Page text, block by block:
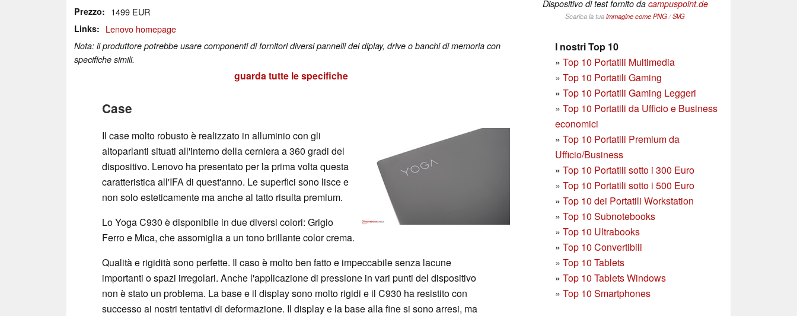
Dispositivo di test fornito da campuspoint.de
Scarica la tuaimmagine comePNG/SVG
I nostri Top 10
» Top 10 Portatili Multimedia
» Top 10 Portatili Gaming
» Top 10 Portatili Gaming Leggeri
» Top 10 Portatili da Ufficio e Business
economici
» Top 10 Portatili Premium da
Ufficio/Business
» Top 10 Portatili sotto i 300 Euro
» Top 10 Portatili sotto i 500 Euro
» Top 10 dei Portatili Workstation
» Top 10 Subnotebooks
» Top 10 Ultrabooks
» Top 10 Convertibili
» Top 10 Tablets
» Top 10 Tablets Windows
» Top 10 Smartphones
Prezzo 1499 EUR
Links Lenovo homepage
Nota: il produttore potrebbe usare componenti di fornitori diversi pannelli dei diplay, drive o banchi di memoria con
specifiche simili.
guarda tutte le specifiche
Case
Il case molto robusto è realizzato in alluminio con gli
altoparlanti situati all'interno della cerniera a 360 gradi del
dispositivo. Lenovo ha presentato per la prima volta questa
caratteristica all'IFA di quest'anno. Le superfici sono lisce e
non solo esteticamente ma anche al tatto risulta premium.
Lo Yoga C930 è disponibile in due diversi colori: Grigio
Ferro e Mica, che assomiglia a un tono brillante color crema.
Qualità e rigidità sono perfette. Il caso è molto ben fatto e impeccabile senza lacune
importanti o spazi irregolari. Anche l'applicazione di pressione in vari punti del dispositivo
non è stato un problema. La base e il display sono molto rigidi e il C930 ha resistito con
successo ai nostri tentativi di deformazione. Il display e la base alla fine si sono arresi, ma